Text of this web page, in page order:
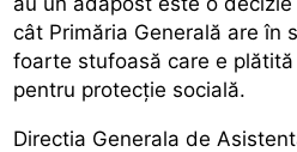
cât Primăria Generală are în
foarte stufoasă care e
pentru protecție socială.
Directia Generala de